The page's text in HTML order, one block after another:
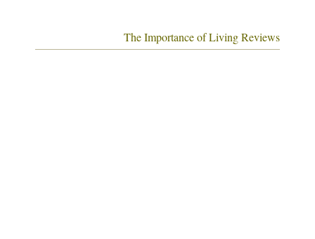
The Importance of Living Reviews